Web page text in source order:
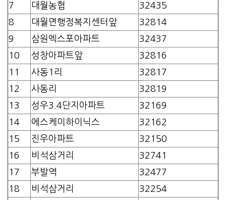
7
대월농협
32435
8
대월면행정복지센터앞
32814
9
삼원엑스포아파트
32437
10
성창아파트앞
32816
11
사동1리
32817
12
사동리
32819
13
성우3.4단지아파트
32169
14
에스케이하이닉스
32162
15
진우아파트
32150
16
비석삼거리
32741
17
부발역
32477
18
비석삼거리
32254